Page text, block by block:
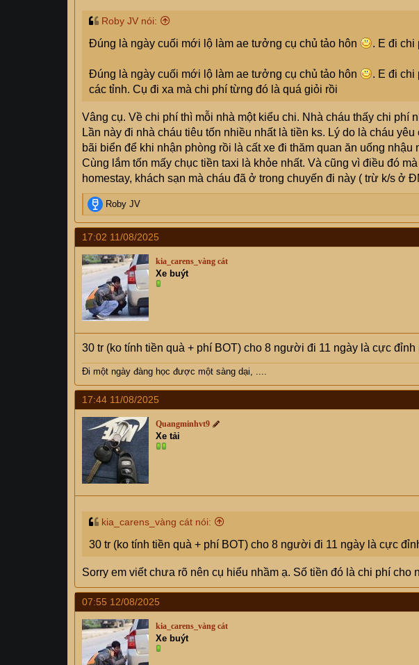
Roby JV nói:
Đúng là ngày cuối mới lộ làm ae tưởng cụ chủ tảo hôn . E đi chi
Đúng là ngày cuối mới lộ làm ae tưởng cụ chủ tảo hôn
. E đi chi
các tỉnh. Cụ đi xa mà chi phí từng đó là quá giỏi rồi
Vâng cụ. Về chi phí thì mỗi nhà một kiểu chi. Nhà cháu thấy chi phí
Lần này đi nhà cháu tiêu tốn nhiều nhất là tiền ks. Lý do là cháu
bãi biển để khi nhận phòng rồi là cất xe đi thăm quan ăn uống
Cùng lắm tốn mấy chục tiền taxi là khỏe nhất. Và cũng vì điều đó
homestay, khách sạn mà cháu đã ở trong chuyến đi này ( trừ k/s ở
R
e
a
c
t
i
o
n
s
:
Roby JV
17:02 11/08/2025
kia_carens_vàng cát
Xe buýt
30 tr (ko tính tiền quà + phí BOT) cho 8 người đi 11 ngày là cực đỉnh
Đi một ngày đàng học được một sàng dại, ....
17:44 11/08/2025
Quangminhvt9
Xe tải
kia_carens_vàng cát nói:
30 tr (ko tính tiền quà + phí BOT) cho 8 người đi 11 ngày là cực
Sorry em viết chưa rõ nên cụ hiểu nhầm ạ. Số tiền đó là chi phí cho
07:55 12/08/2025
kia_carens_vàng cát
Xe buýt